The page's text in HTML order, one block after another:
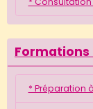
Formations
* Préparation